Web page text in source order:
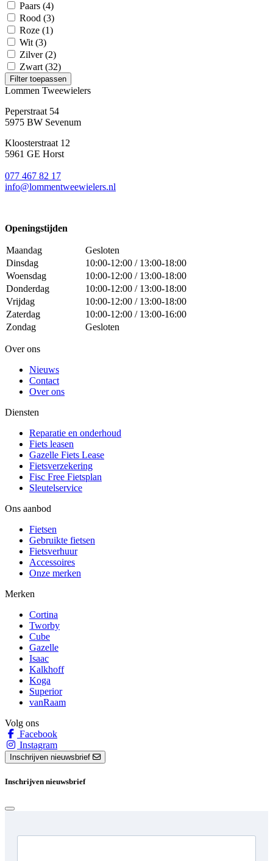
Paars (4)
Rood (3)
Roze (1)
Wit (3)
Zilver(2)
Zwart (32)
Filter toepassen
Lommen Tweewielers
Peperstraat 54
5975 BW Sevenum
Kloosterstraat 12
5961 GE Horst
077 467 82 17
info@lommentweewielers.nl
Openingstijden
Maandag
Gesloten
Dinsdag
10:00-12:00 / 13:00-18:00
Woensdag
10:00-12:00 / 13:00-18:00
Donderdag
10:00-12:00 / 13:00-18:00
Vrijdag
10:00-12:00 / 13:00-18:00
Zaterdag
10:00-12:00 / 13:00-16:00
Zondag
Gesloten
Over ons
Nieuws
Contact
Over ons
Diensten
Reparatie en onderhoud
Fiets leasen
Gazelle Fiets Lease
Fietsverzekering
Fisc Free Fietsplan
Sleutelservice
Ons aanbod
Fietsen
Gebruikte fietsen
Fietsverhuur
Accessoires
Onze merken
Merken
Cortina
Tworby
Cube
Gazelle
Isaac
Kalkhoff
Koga
Superior
vanRaam
Volg ons
Facebook
Instagram
Inschrijven nieuwsbrief
Inschrijven nieuwsbrief